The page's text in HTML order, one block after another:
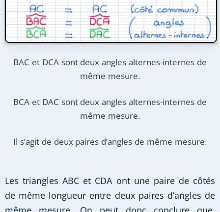
BAC et DCA sont deux angles alternes-internes de
même mesure.
BCA et DAC sont deux angles alternes-internes de
même mesure.
Il s’agit de deux paires d’angles de même mesure.
Les triangles ABC et CDA ont une paire de côtés
de même longueur entre deux paires d’angles de